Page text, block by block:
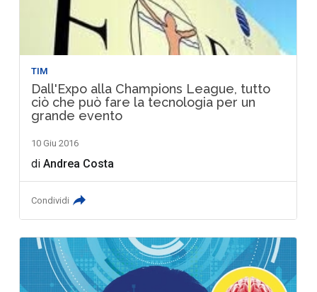
TIM
Dall'Expo alla Champions League, tutto
ciò che può fare la tecnologia per un
grande evento
10 Giu 2016
diAndrea Costa
Condividi